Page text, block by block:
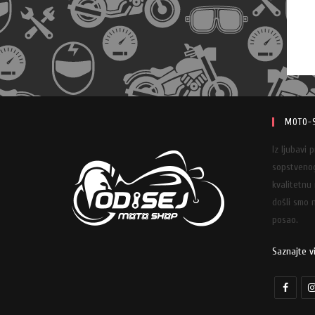
MOTO-
Iz ljubavi
kvalitetnu
došli smo
posao.
Saznajte